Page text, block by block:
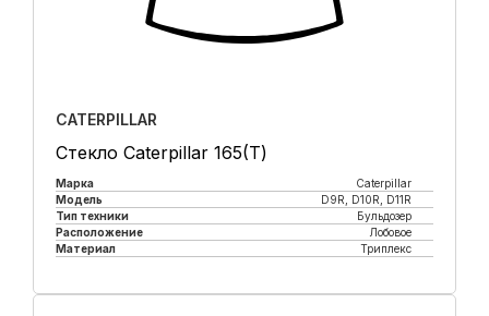
CATERPILLAR
Стекло Caterpillar 165(Т)
Марка
Caterpillar
Модель
D9R, D10R, D11R
Тип техники
Бульдозер
Расположение
Лобовое
Материал
Триплекс